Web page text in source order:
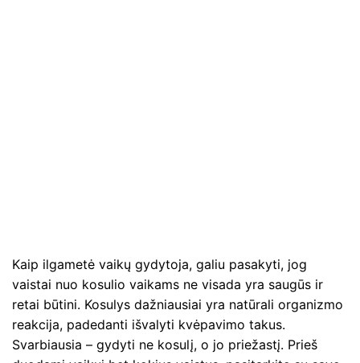
Kaip ilgametė vaikų gydytoja, galiu pasakyti, jog
vaistai nuo kosulio vaikams ne visada yra saugūs ir
retai būtini. Kosulys dažniausiai yra natūrali organizmo
reakcija, padedanti išvalyti kvėpavimo takus.
Svarbiausia – gydyti ne kosulį, o jo priežastį. Prieš